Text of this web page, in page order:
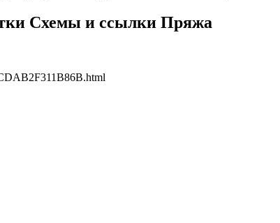
Схемы и ссылки Пряжа